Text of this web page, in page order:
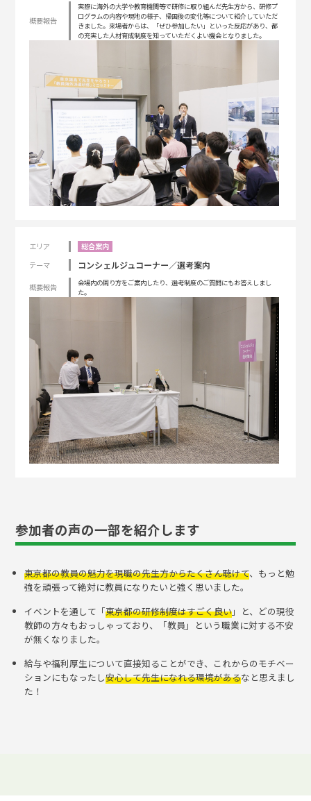
概要報告
実際に海外の大学や教育機関等で研修に取り組んだ先生方から、研修プ
ログラムの内容や現地の様子、帰国後の変化等について紹介していただ
きました。来場者からは、「ぜひ参加したい」といった反応があり、都
の充実した人材育成制度を知っていただくよい機会となりました。
エリア
総合案内
テーマ
コンシェルジュコーナー／選考案内
概要報告
会場内の周り方をご案内したり、選考制度のご質問にもお答えしまし
た。
参加者の声の一部を紹介します
東京都の教員の魅力を現職の先生方からたくさん聴けて、もっと勉
強を頑張って絶対に教員になりたいと強く思いました。
イベントを通して「東京都の研修制度はすごく良い」と、どの現役
教師の方々もおっしゃっており、「教員」という職業に対する不安
が無くなりました。
給与や福利厚生について直接知ることができ、これからのモチベー
ションにもなったし安心して先生になれる環境があるなと思えまし
た！